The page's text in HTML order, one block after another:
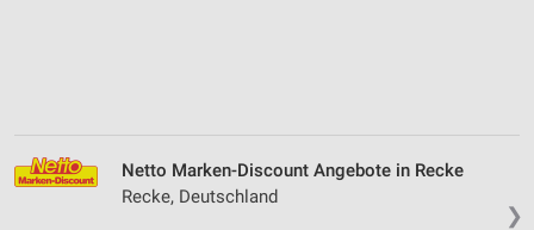
❯
Netto Marken-Discount Angebote in Recke
Recke, Deutschland